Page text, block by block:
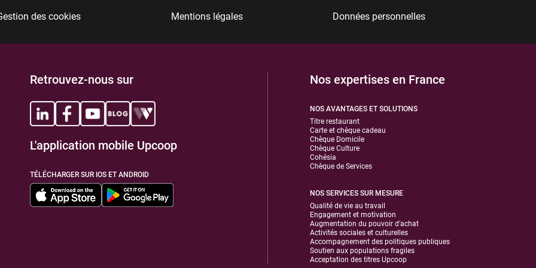
des cookies Mentions légales Données personnelles
Retrouvez-nous sur
L'application mobile Upcoop
TÉLÉCHARGER SUR IOS ET ANDROID
Nos expertises en France
NOS AVANTAGES ET SOLUTIONS
Titre restaurant
Carte et chèque cadeau
Chèque Domicile
Chèque Culture
Cohésia
Chèque de Services
NOS SERVICES SUR MESURE
Qualité de vie au travail
Engagement et motivation
Augmentation du pouvoir d'achat
Activités sociales et culturelles
Accompagnement des politiques publiques
Soutien aux populations fragiles
Acceptation des titres Upcoop